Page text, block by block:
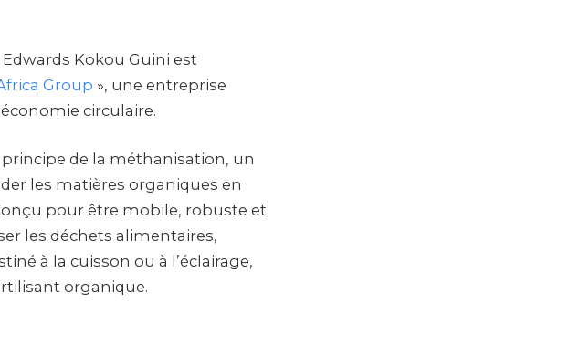
Kokou Guini est
Group », une entreprise
circulaire.
de la méthanisation, un
les matières organiques en
pour être mobile, robuste et
les déchets alimentaires,
à la cuisson ou à l’éclairage,
organique.